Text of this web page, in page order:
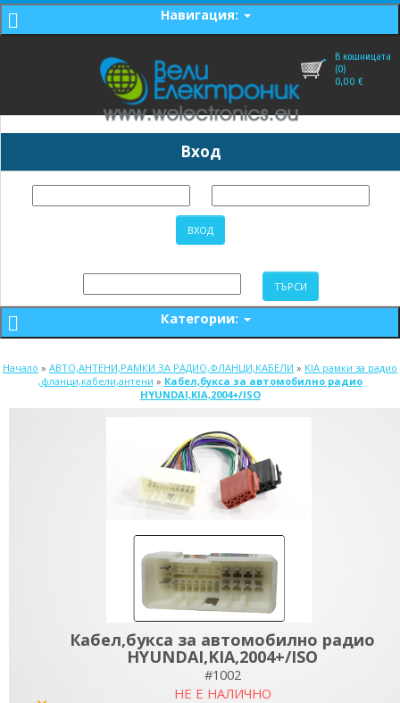
Навигация:
В кошницата
(0)
0,00 €
Вход
Категории:
Начало » АВТО,АНТЕНИ,РАМКИ ЗА РАДИО,ФЛАНЦИ,КАБЕЛИ » KIA рамки за радио
,фланци,кабели,антени » Кабел,букса за автомобилно радио
HYUNDAI,KIA,2004+/ISO
Кабел,букса за автомобилно радио
HYUNDAI,KIA,2004+/ISO
#1002
НЕ Е НАЛИЧНО